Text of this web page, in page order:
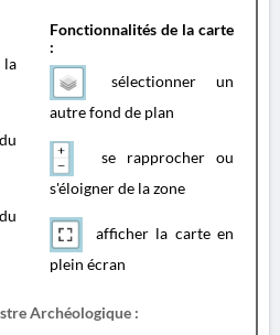
Fonctionnalités de la carte
:
sélectionner un
autre fond de plan
se rapprocher ou
s'éloigner de la zone
afficher la carte en
plein écran
Archéologique :